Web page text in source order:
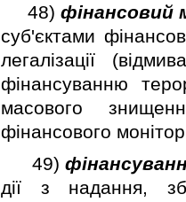
48) фiнансовий
суб'єктами
легалiзацiї
фiнансуванню
масового
фiнансового
49)
дiї з надання,